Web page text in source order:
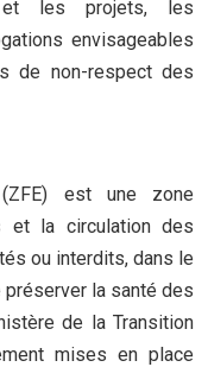
et les projets, les
envisageables
de non-respect des
est une zone
et la circulation des
ou interdits, dans le
préserver la santé des
de la Transition
mises en place